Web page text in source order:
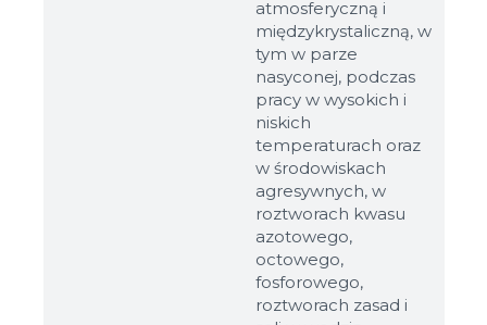
atmosferyczną i
międzykrystaliczną, w
tym w parze
nasyconej, podczas
pracy w wysokich i
niskich
temperaturach oraz
w środowiskach
agresywnych, w
roztworach kwasu
azotowego,
octowego,
fosforowego,
roztworach zasad i